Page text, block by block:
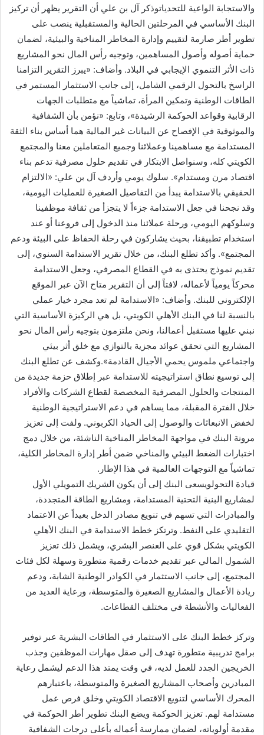
والاستجابة الواعية للتحدياتوذكر آل بن علي أن التقرير يظهر أن تركيز
البنك الأساسي في المرحلتين الحالية والمستقبلية ينصب على
تطوير أطر صارمة لتقييم وإدارة المخاطر المناخية والبيئية، لضمان
حماية أصوله وأصول المساهمين، وتوجيه رأس المال نحو المشاريع
ذات الأثر التنموي الإيجابي في البلاد. وأضاف: «يبرز التقرير التزامنا
الراسخ بالتحول الرقمي الشامل، إلى جانب الاستثمار المستمر في
الطاقات الوطنية وتمكين المرأة، تماشياً مع متطلبات الجهات
الرقابية وقواعد الحوكمة الرشيدة»، وتابع: «نؤمن بأن الشفافية
والموثوقية في الإفصاح عن البيانات غير المالية هما أساس بناء الثقة
المستدامة مع مساهمينا وعملائنا وجميع المتعاملين معنا والمجتمع
الكويتي كله، وسنواصل الابتكار في تقديم حلول مصرفية تدعم بناء
اقتصاد مرن ومستدام». سلوك يومي وأردف آل بن علي: «الالتزام
الحقيقي بالاستدامة يبدأ من التفاصيل الصغيرة للعمليات اليومية،
وقد نجحنا في جعل الاستدامة جزءاً لا يتجزأ من ثقافة موظفينا
وسلوكهم اليومي، ورحلة عملائنا منذ الدخول إلى فروعنا أو عند
استخدام تطبيقنا، بحيث يشاركون في رحلة الحفاظ على البيئة ودعم
المجتمع». وأكد تطلع البنك، من خلال تقرير الاستدامة السنوي، إلى
تقديم نموذج يحتذى به في القطاع المصرفي، وجعل الاستدامة
محركاً يومياً لأعماله، لافتاً إلى أن التقرير متاح الآن عبر الموقع
الإلكتروني للبنك. وأضاف: «الاستدامة لم تعد مجرد خيار عملي
بالنسبة لنا في البنك الأهلي الكويتي، بل هي الركيزة الأساسية التي
نبني عليها مستقبل أعمالنا، ونحن ملتزمون بتوجيه رأس المال نحو
المشاريع التي تحقق عوائد مجزية بالتوازي مع خلق أثر بيئي
واجتماعي ملموس يحمي الأجيال القادمة».وكشف عن تطلع البنك
إلى توسيع نطاق استراتيجيته للاستدامة عبر إطلاق حزمة جديدة من
المنتجات والحلول المصرفية المخصصة لقطاع الشركات والأفراد
خلال الفترة المقبلة، مما يساهم في دعم الاستراتيجية الوطنية
لخفض الانبعاثات والوصول إلى الحياد الكربوني. ولفت إلى تعزيز
مرونة البنك في مواجهة المخاطر المناخية الناشئة، من خلال دمج
اختبارات الضغط البيئي والمناخي ضمن أطر إدارة المخاطر الكلية،
تماشياً مع التوجهات العالمية في هذا الإطار.
قيادة التحولويسعى البنك إلى أن يكون الشريك التمويلي الأول
لمشاريع البنية التحتية المستدامة، ومشاريع الطاقة المتجددة،
والمبادرات التي تسهم في تنويع مصادر الدخل بعيداً عن الاعتماد
التقليدي على النفط. وترتكز خطط الاستدامة في البنك الأهلي
الكويتي بشكل قوي على العنصر البشري، ويشمل ذلك تعزيز
الشمول المالي عبر تقديم خدمات رقمية متطورة وسهلة لكل فئات
المجتمع، إلى جانب الاستثمار في الكوادر الوطنية الشابة، ودعم
ريادة الأعمال والمشاريع الصغيرة والمتوسطة، ورعاية العديد من
الفعاليات والأنشطة في مختلف القطاعات.
وتركز خطط البنك على الاستثمار في الطاقات البشرية عبر توفير
برامج تدريبية متطورة تهدف إلى صقل مهارات الموظفين وجذب
الخريجين الجدد للعمل لديه، في وقت يمتد هذا الدعم ليشمل رعاية
المبادرين وأصحاب المشاريع الصغيرة والمتوسطة، باعتبارهم
المحرك الأساسي لتنويع الاقتصاد الكويتي وخلق فرص عمل
مستدامة لهم. تعزيز الحوكمة ويضع البنك تطوير أطر الحوكمة في
مقدمة أولوياته، لضمان ممارسة أعماله بأعلى درجات الشفافية